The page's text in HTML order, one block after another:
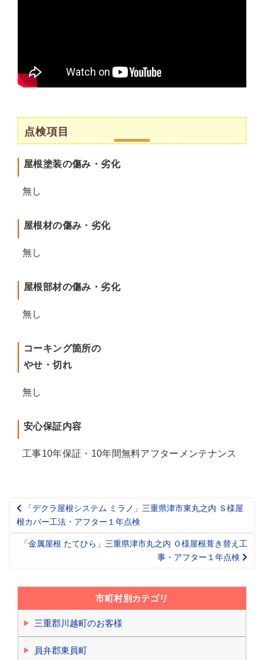
点検項目
屋根塗装の傷み・劣化
無し
屋根材の傷み・劣化
無し
屋根部材の傷み・劣化
無し
コーキング箇所の
やせ・切れ
無し
安心保証内容
工事10年保証・10年間無料アフターメンテナンス
Post
navigation
「デクラ屋根システム ミラノ」三重県津市東丸之内 Ｓ様屋
根カバー工法・アフター１年点検
「金属屋根 たてひら」三重県津市丸之内 Ｏ様屋根葺き替え工
事・アフター１年点検
市町村別カテゴリ
三重郡川越町のお客様
員弁郡東員町